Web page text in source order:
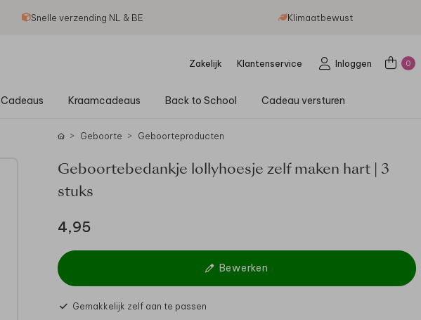
Snelle verzending NL & BE Klimaatbewust
Zakelijk Klantenservice Inloggen 0
Cadeaus Kraamcadeaus Back to School Cadeau versturen
Geboorte Geboorteproducten
Geboortebedankje lollyhoesje zelf maken hart | 3
stuks
4,95
Bewerken
Gemakkelijk zelf aan te passen